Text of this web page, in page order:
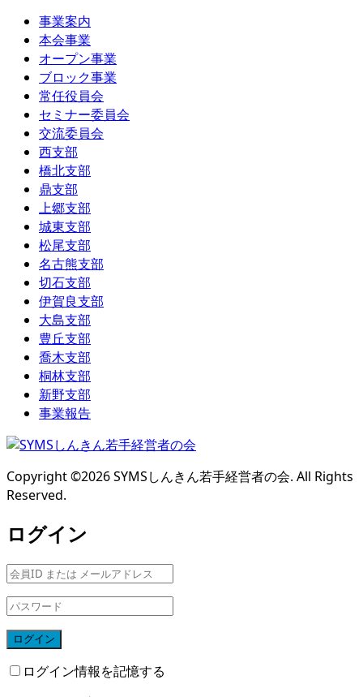
事業案内
本会事業
オープン事業
ブロック事業
常任役員会
セミナー委員会
交流委員会
西支部
橋北支部
鼎支部
上郷支部
城東支部
松尾支部
名古熊支部
切石支部
伊賀良支部
大島支部
豊丘支部
喬木支部
桐林支部
新野支部
事業報告
Copyright ©2026SYMSしんきん若手経営者の会. All Rights
Reserved.
ログイン
ログイン
ログイン情報を記憶する